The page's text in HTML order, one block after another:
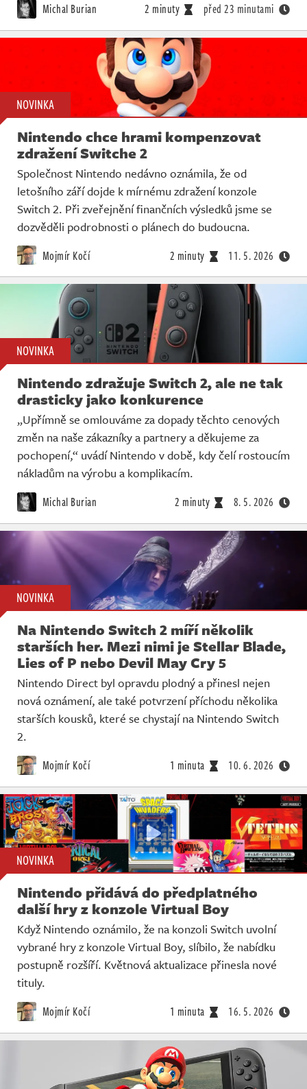
Michal Burian 2 minuty před 23 minutami
NOVINKA
Nintendo chce hrami kompenzovat
zdražení Switche 2
Společnost Nintendo nedávno oznámila, že od
letošního září dojde k mírnému zdražení konzole
Switch 2. Při zveřejnění finančních výsledků jsme se
dozvěděli podrobnosti o plánech do budoucna.
Mojmír Kočí 2 minuty 11. 5. 2026
NOVINKA
Nintendo zdražuje Switch 2, ale ne tak
drasticky jako konkurence
„Upřímně se omlouváme za dopady těchto cenových
změn na naše zákazníky a partnery a děkujeme za
pochopení,“ uvádí Nintendo v době, kdy čelí rostoucím
nákladům na výrobu a komplikacím.
Michal Burian 2 minuty 8. 5. 2026
NOVINKA
Na Nintendo Switch 2 míří několik
starších her. Mezi nimi je Stellar Blade,
Lies of P nebo Devil May Cry 5
Nintendo Direct byl opravdu plodný a přinesl nejen
nová oznámení, ale také potvrzení příchodu několika
starších kousků, které se chystají na Nintendo Switch
2.
Mojmír Kočí 1 minuta 10. 6. 2026
NOVINKA
Nintendo přidává do předplatného
další hry z konzole Virtual Boy
Když Nintendo oznámilo, že na konzoli Switch uvolní
vybrané hry z konzole Virtual Boy, slíbilo, že nabídku
postupně rozšíří. Květnová aktualizace přinesla nové
tituly.
Mojmír Kočí 1 minuta 16. 5. 2026